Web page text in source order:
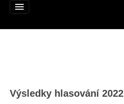
Nominujte alej
Výsledky hlasování 2022